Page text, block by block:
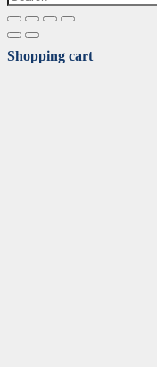
Shopping cart